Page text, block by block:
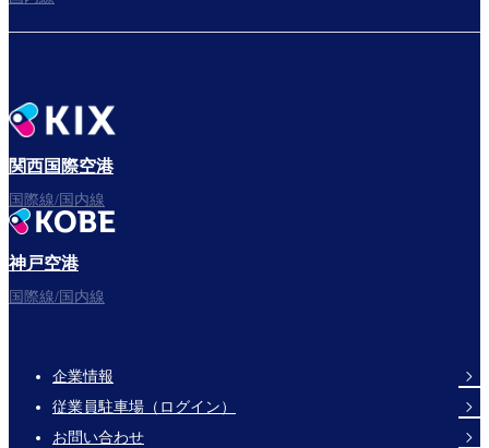
搭乗ゲートへ
フライトをお楽しみください。
関西国際空港
国際線/国内線
神戸空港
国際線/国内線
Footer
Links
企業情報
従業員駐車場（ログイン）
お問い合わせ